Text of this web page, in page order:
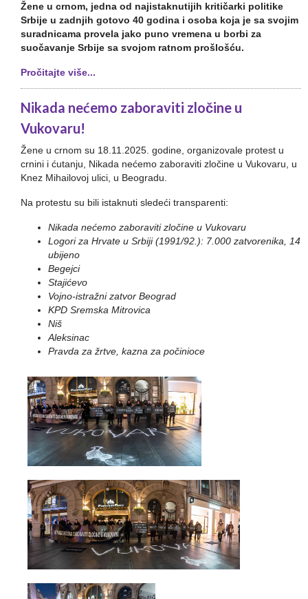
Žene u crnom, jedna od najistaknutijih kritičarki politike
Srbije u zadnjih gotovo 40 godina i osoba koja je sa svojim
suradnicama provela jako puno vremena u borbi za
suočavanje Srbije sa svojom ratnom prošlošću.
Pročitajte više...
Nikada nećemo zaboraviti zločine u
Vukovaru!
Žene u crnom su 18.11.2025. godine, organizovale protest u
crnini i ćutanju, Nikada nećemo zaboraviti zločine u Vukovaru, u
Knez Mihailovoj ulici, u Beogradu.
Na protestu su bili istaknuti sledeći transparenti:
Nikada nećemo zaboraviti zločine u Vukovaru
Logori za Hrvate u Srbiji (1991/92.): 7.000 zatvorenika, 14
ubijeno
Begejci
Stajićevo
Vojno-istražni zatvor Beograd
KPD Sremska Mitrovica
Niš
Aleksinac
Pravda za žrtve, kazna za počinioce